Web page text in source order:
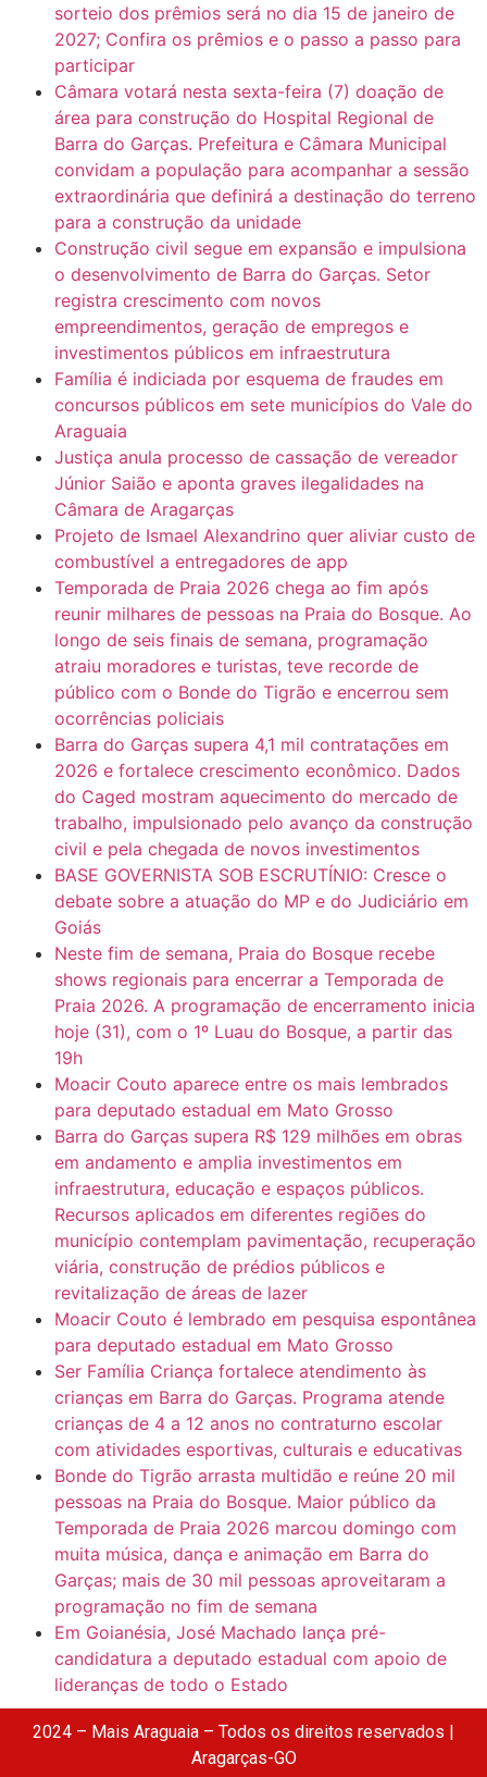
sorteio dos prêmios será no dia 15 de janeiro de
2027; Confira os prêmios e o passo a passo para
participar
Câmara votará nesta sexta-feira (7) doação de
área para construção do Hospital Regional de
Barra do Garças. Prefeitura e Câmara Municipal
convidam a população para acompanhar a sessão
extraordinária que definirá a destinação do terreno
para a construção da unidade
Construção civil segue em expansão e impulsiona
o desenvolvimento de Barra do Garças. Setor
registra crescimento com novos
empreendimentos, geração de empregos e
investimentos públicos em infraestrutura
Família é indiciada por esquema de fraudes em
concursos públicos em sete municípios do Vale do
Araguaia
Justiça anula processo de cassação de vereador
Júnior Saião e aponta graves ilegalidades na
Câmara de Aragarças
Projeto de Ismael Alexandrino quer aliviar custo de
combustível a entregadores de app
Temporada de Praia 2026 chega ao fim após
reunir milhares de pessoas na Praia do Bosque. Ao
longo de seis finais de semana, programação
atraiu moradores e turistas, teve recorde de
público com o Bonde do Tigrão e encerrou sem
ocorrências policiais
Barra do Garças supera 4,1 mil contratações em
2026 e fortalece crescimento econômico. Dados
do Caged mostram aquecimento do mercado de
trabalho, impulsionado pelo avanço da construção
civil e pela chegada de novos investimentos
BASE GOVERNISTA SOB ESCRUTÍNIO: Cresce o
debate sobre a atuação do MP e do Judiciário em
Goiás
Neste fim de semana, Praia do Bosque recebe
shows regionais para encerrar a Temporada de
Praia 2026. A programação de encerramento inicia
hoje (31), com o 1º Luau do Bosque, a partir das
19h
Moacir Couto aparece entre os mais lembrados
para deputado estadual em Mato Grosso
Barra do Garças supera R$ 129 milhões em obras
em andamento e amplia investimentos em
infraestrutura, educação e espaços públicos.
Recursos aplicados em diferentes regiões do
município contemplam pavimentação, recuperação
viária, construção de prédios públicos e
revitalização de áreas de lazer
Moacir Couto é lembrado em pesquisa espontânea
para deputado estadual em Mato Grosso
Ser Família Criança fortalece atendimento às
crianças em Barra do Garças. Programa atende
crianças de 4 a 12 anos no contraturno escolar
com atividades esportivas, culturais e educativas
Bonde do Tigrão arrasta multidão e reúne 20 mil
pessoas na Praia do Bosque. Maior público da
Temporada de Praia 2026 marcou domingo com
muita música, dança e animação em Barra do
Garças; mais de 30 mil pessoas aproveitaram a
programação no fim de semana
Em Goianésia, José Machado lança pré-
candidatura a deputado estadual com apoio de
lideranças de todo o Estado
2024 – Mais Araguaia – Todos os direitos reservados |
Aragarças-GO